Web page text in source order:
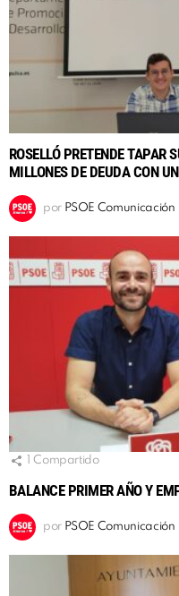
ROSELLÓ PRETENDE TAPAR
MILLONES DE DEUDA CON
por PSOE Comunicación
Compartido
BALANCE PRIMER AÑO Y
por PSOE Comunicación